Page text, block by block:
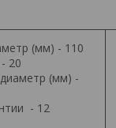
(мм) - 110
20
(мм) -
- 12